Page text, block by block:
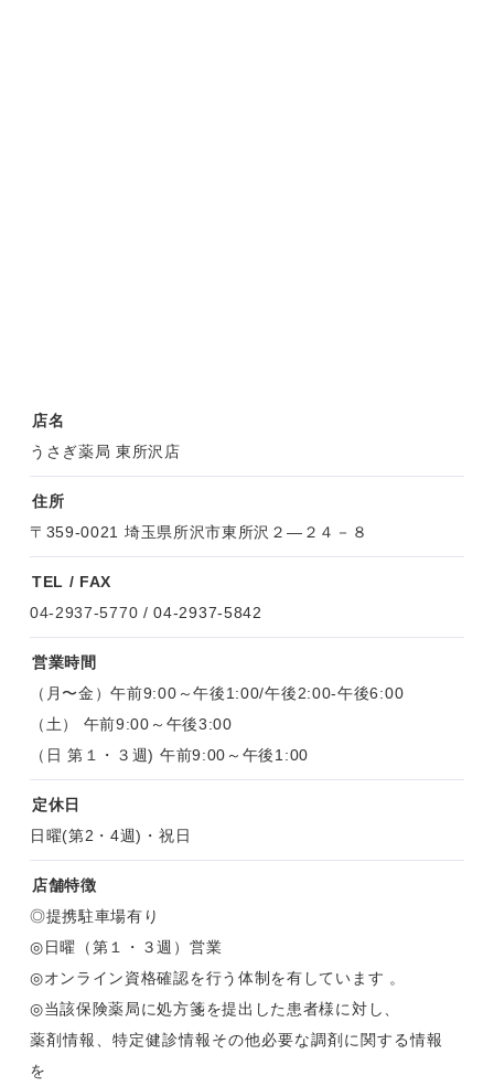
店名
うさぎ薬局 東所沢店
住所
〒359-0021 埼玉県所沢市東所沢２―２４－８
TEL / FAX
04-2937-5770 / 04-2937-5842
営業時間
（月〜金）午前9:00～午後1:00/午後2:00-午後6:00
（土） 午前9:00～午後3:00
（日 第１・３週) 午前9:00～午後1:00
定休日
日曜(第2・4週)・祝日
店舗特徴
◎提携駐車場有り
◎日曜（第１・３週）営業
◎オンライン資格確認を行う体制を有しています 。
◎当該保険薬局に処方箋を提出した患者様に対し、
薬剤情報、特定健診情報その他必要な調剤に関する情報
を